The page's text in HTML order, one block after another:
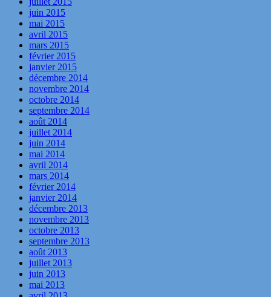
juin 2015
mai 2015
avril 2015
mars 2015
février 2015
janvier 2015
décembre 2014
novembre 2014
octobre 2014
septembre 2014
août 2014
juillet 2014
juin 2014
mai 2014
avril 2014
mars 2014
février 2014
janvier 2014
décembre 2013
novembre 2013
octobre 2013
septembre 2013
août 2013
juillet 2013
juin 2013
mai 2013